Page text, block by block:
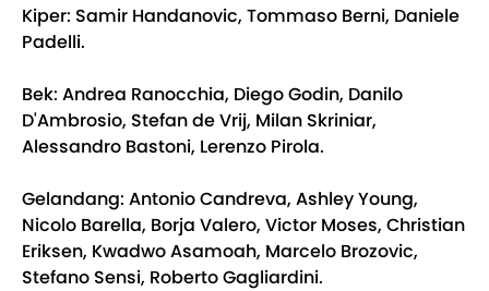
Kiper: Samir Handanovic, Tommaso Berni, Daniele
Padelli.
Bek: Andrea Ranocchia, Diego Godin, Danilo
D'Ambrosio, Stefan de Vrij, Milan Skriniar,
Alessandro Bastoni, Lerenzo Pirola.
Gelandang: Antonio Candreva, Ashley Young,
Nicolo Barella, Borja Valero, Victor Moses, Christian
Eriksen, Kwadwo Asamoah, Marcelo Brozovic,
Stefano Sensi, Roberto Gagliardini.